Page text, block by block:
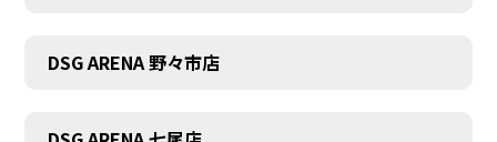
DSG ARENA 野々市店